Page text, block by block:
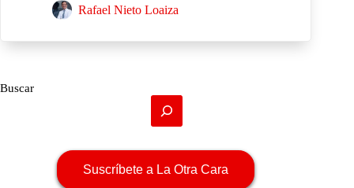
Rafael Nieto Loaiza
Buscar
Suscríbete a La Otra Cara